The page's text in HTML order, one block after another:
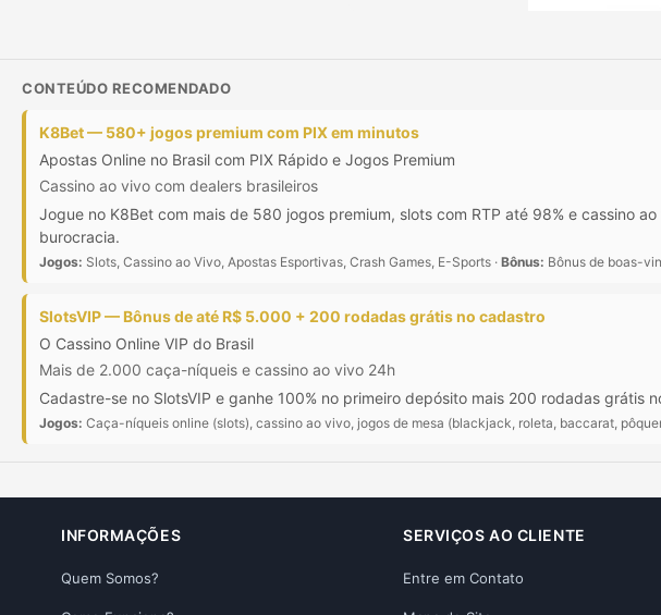
CONTEÚDO RECOMENDADO
K8Bet — 580+ jogos premium com PIX em minutos
Apostas Online no Brasil com PIX Rápido e Jogos Premium
Cassino ao vivo com dealers brasileiros
Jogue no K8Bet com mais de 580 jogos premium, slots com RTP até 98% e cassino
burocracia.
Jogos: Slots, Cassino ao Vivo, Apostas Esportivas, Crash Games, E-Sports · Bônus: Bônus de boas-
SlotsVIP — Bônus de até R$ 5.000 + 200 rodadas grátis no cadastro
O Cassino Online VIP do Brasil
Mais de 2.000 caça-níqueis e cassino ao vivo 24h
Cadastre-se no SlotsVIP e ganhe 100% no primeiro depósito mais 200 rodadas grátis
Jogos: Caça-níqueis online (slots), cassino ao vivo, jogos de mesa (blackjack, roleta, baccarat,
INFORMAÇÕES
Quem Somos?
SERVIÇOS AO CLIENTE
Entre em Contato